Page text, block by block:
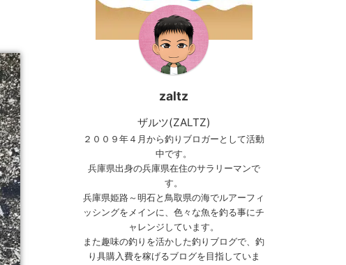
zaltz
ザルツ(ZALTZ)
２００９年４月から釣りブロガーとして活動
中です。
兵庫県出身の兵庫県在住のサラリーマンで
す。
兵庫県姫路～明石と鳥取県の海でルアーフィ
ッシングをメインに、色々な魚を釣る事にチ
ャレンジしています。
また趣味の釣りを活かした釣りブログで、釣
り具購入費を稼げるブログを目指していま